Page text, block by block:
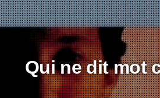
Qui ne dit mot